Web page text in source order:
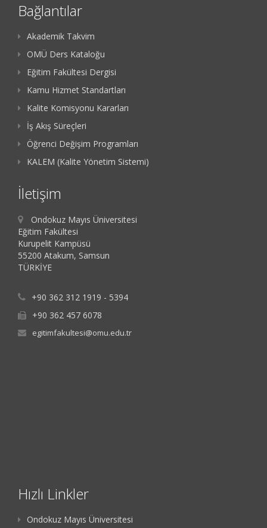
Bağlantılar
Akademik Takvim
OMÜ Ders Kataloğu
Eğitim Fakültesi Dergisi
Kamu Hizmet Standartları
Kalite Komisyonu Kararları
İş Akış Süreçleri
Öğrenci Değişim Programları
KALEM (Kalite Yönetim Sistemi)
İletişim
Ondokuz Mayıs Üniversitesi
Eğitim Fakültesi
Kurupelit Kampüsü
55200 Atakum, Samsun
TÜRKİYE
+90 362 312 1919 - 5394
+90 362 457 6078
egitimfakultesi@omu.edu.tr
Hızlı Linkler
Ondokuz Mayıs Üniversitesi